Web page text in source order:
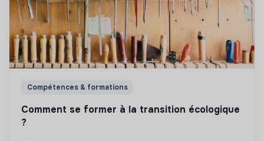
Compétences & formations
Comment se former à la transition écologique
?